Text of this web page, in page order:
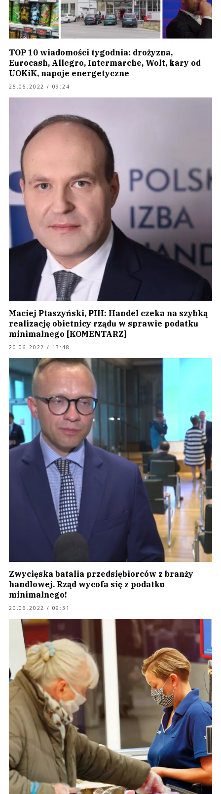
TOP 10 wiadomości tygodnia: drożyzna,
Eurocash, Allegro, Intermarche, Wolt, kary od
UOKiK, napoje energetyczne
25.06.2022 / 09:24
Maciej Ptaszyński, PIH: Handel czeka na szybką
realizację obietnicy rządu w sprawie podatku
minimalnego [KOMENTARZ]
20.06.2022 / 13:48
Zwycięska batalia przedsiębiorców z branży
handlowej. Rząd wycofa się z podatku
minimalnego!
20.06.2022 / 09:31